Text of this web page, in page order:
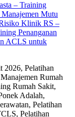
– Training
Mutu
Klinik RS –
Penanganan
ACLS untuk
2026, Pelatihan
Rumah
Rumah Sakit,
Adalah,
Pelatihan
Pelatihan